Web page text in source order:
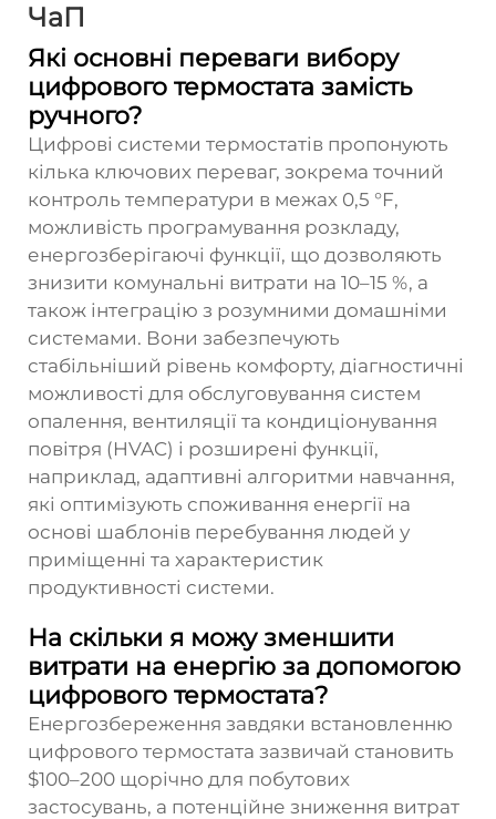
ЧаП
Які основні переваги вибору
цифрового термостата замість
ручного?
Цифрові системи термостатів пропонують
кілька ключових переваг, зокрема точний
контроль температури в межах 0,5 °F,
можливість програмування розкладу,
енергозберігаючі функції, що дозволяють
знизити комунальні витрати на 10–15 %, а
також інтеграцію з розумними домашніми
системами. Вони забезпечують
стабільніший рівень комфорту, діагностичні
можливості для обслуговування систем
опалення, вентиляції та кондиціонування
повітря (HVAC) і розширені функції,
наприклад, адаптивні алгоритми навчання,
які оптимізують споживання енергії на
основі шаблонів перебування людей у
приміщенні та характеристик
продуктивності системи.
На скільки я можу зменшити
витрати на енергію за допомогою
цифрового термостата?
Енергозбереження завдяки встановленню
цифрового термостата зазвичай становить
$100–200 щорічно для побутових
застосувань, а потенційне зниження витрат